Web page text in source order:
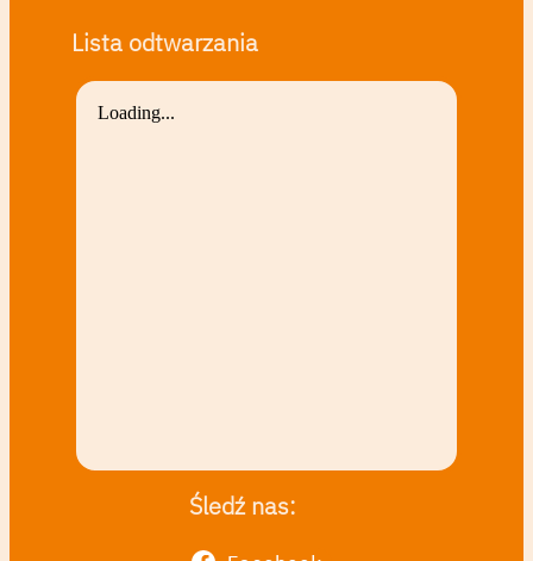
Lista odtwarzania
Śledź nas: